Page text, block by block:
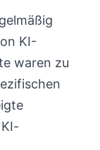
KI-
waren zu